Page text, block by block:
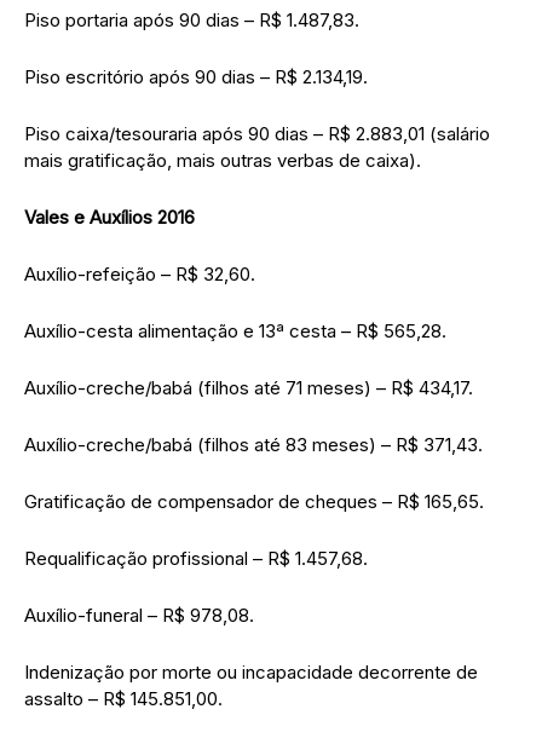
Piso portaria após 90 dias – R$ 1.487,83.
Piso escritório após 90 dias – R$ 2.134,19.
Piso caixa/tesouraria após 90 dias – R$ 2.883,01 (salário
mais gratificação, mais outras verbas de caixa).
Vales e Auxílios 2016
Auxílio-refeição – R$ 32,60.
Auxílio-cesta alimentação e 13ª cesta – R$ 565,28.
Auxílio-creche/babá (filhos até 71 meses) – R$ 434,17.
Auxílio-creche/babá (filhos até 83 meses) – R$ 371,43.
Gratificação de compensador de cheques – R$ 165,65.
Requalificação profissional – R$ 1.457,68.
Auxílio-funeral – R$ 978,08.
Indenização por morte ou incapacidade decorrente de
assalto – R$ 145.851,00.